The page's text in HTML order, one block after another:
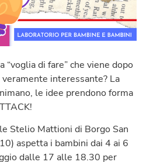
di fare” che viene dopo
interessante? La
le idee prendono forma
Stelio Mattioni di Borgo San
aspetta i bambini dai 4 ai 6
dalle 17 alle 18.30 per